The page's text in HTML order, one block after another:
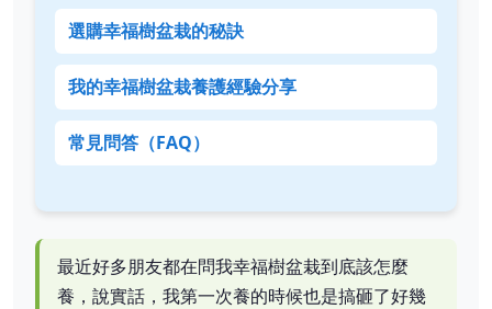
選購幸福樹盆栽的秘訣
我的幸福樹盆栽養護經驗分享
常見問答（FAQ）
最近好多朋友都在問我幸福樹盆栽到底該怎麼
養，說實話，我第一次養的時候也是搞砸了好幾